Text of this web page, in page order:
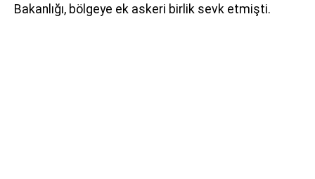
Bakanlığı, bölgeye ek askeri birlik sevk etmişti.